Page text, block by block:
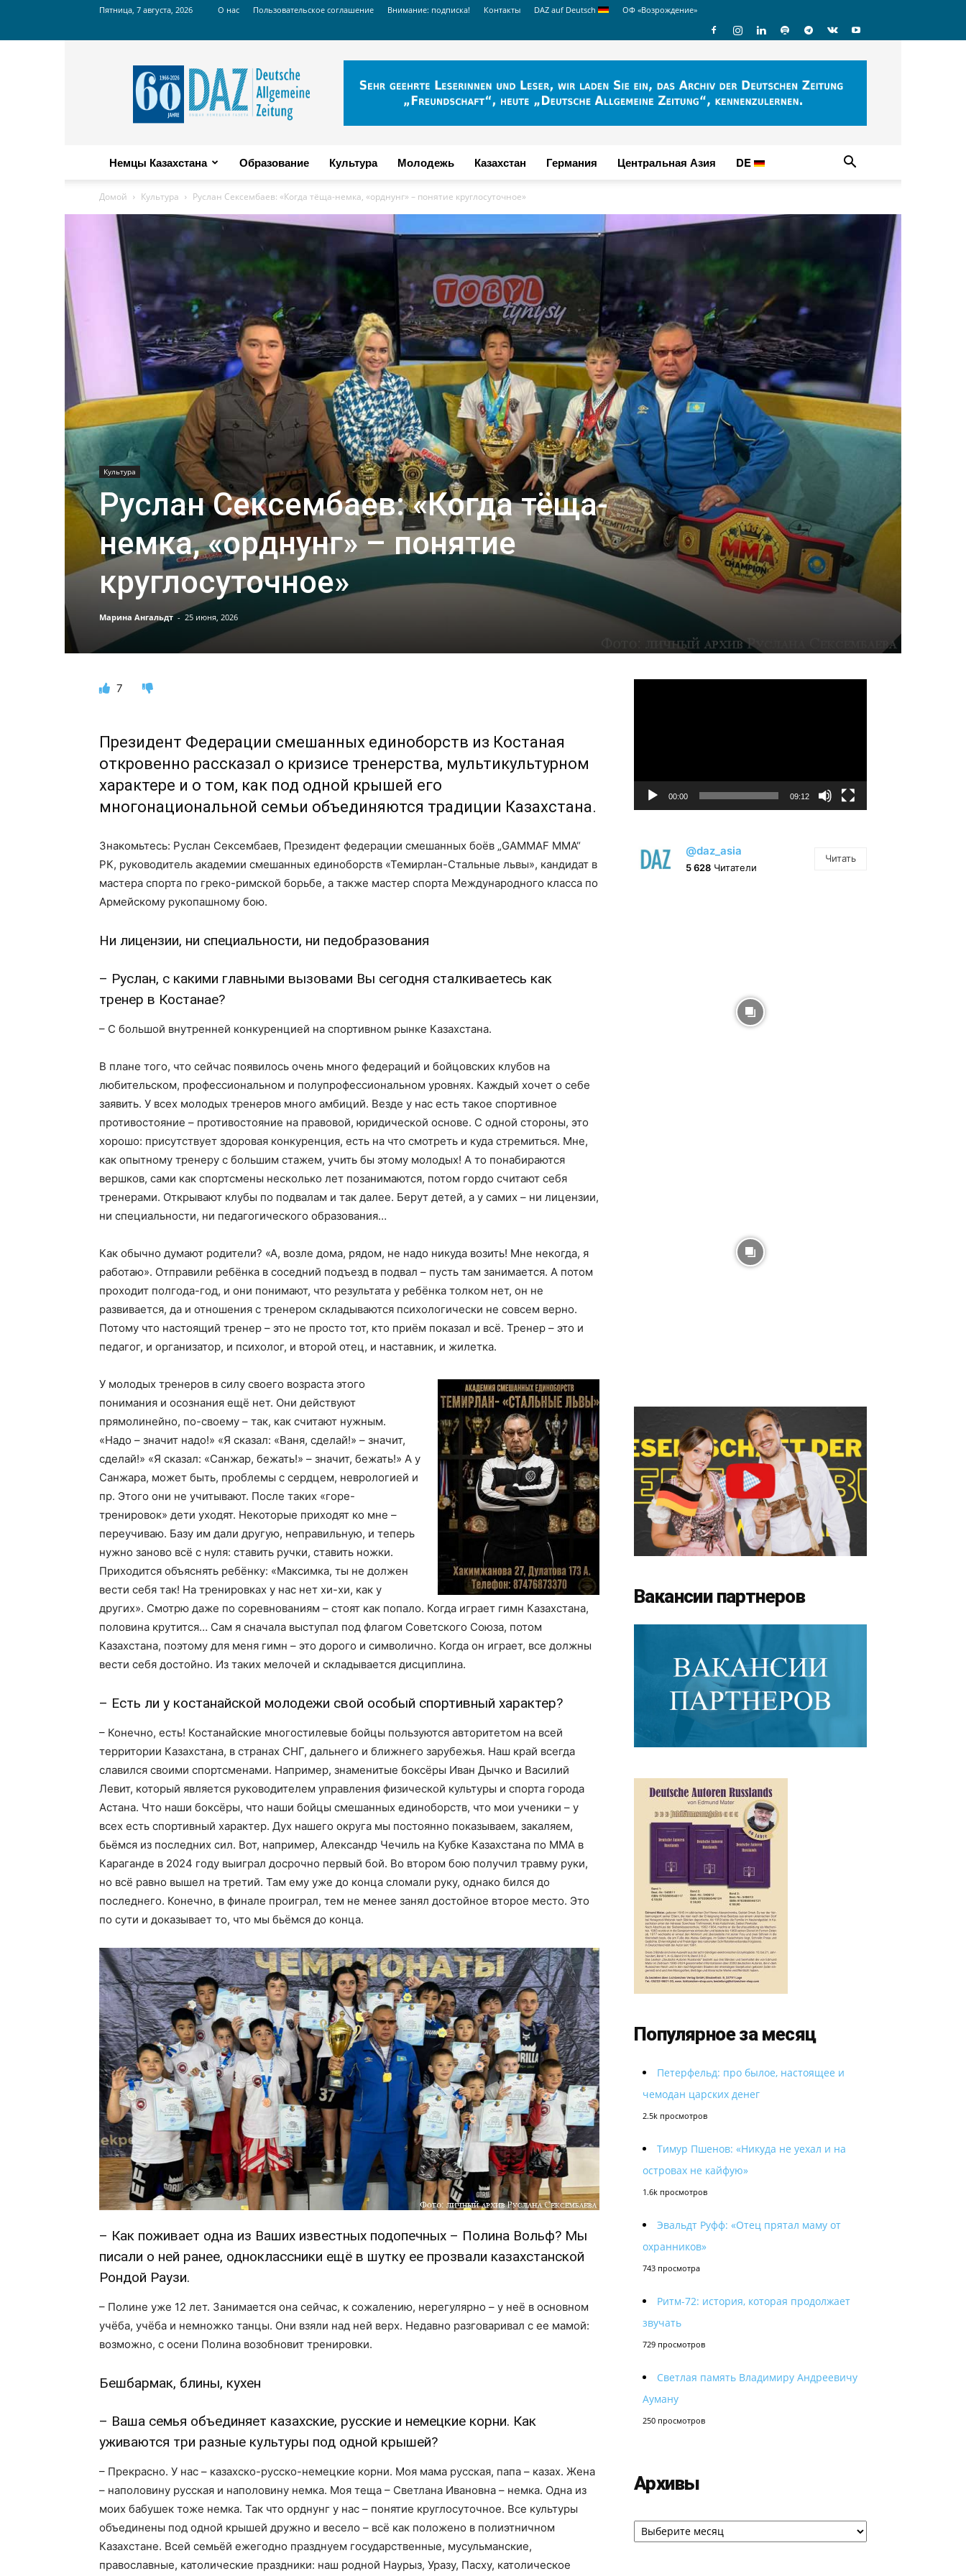
Пятница, 7 августа, 2026 О нас Пользовательское соглашение Внимание: подписка! Контакты DAZ auf Deutsch ОФ «Возрождение»
Russian
DAZ
Немцы Казахстана Образование Культура Молодежь Казахстан Германия Центральная Азия DE
Домой Культура Руслан Сексембаев: «Когда тёща-немка, «орднунг» – понятие круглосуточное»
Культура
Руслан Сексембаев: «Когда тёща-
немка, «орднунг» – понятие
круглосуточное»
Марина Ангальдт - 25 июня, 2026
7
Президент Федерации смешанных единоборств из Костаная
откровенно рассказал о кризисе тренерства, мультикультурном
характере и о том, как под одной крышей его
многонациональной семьи объединяются традиции Казахстана.
Знакомьтесь: Руслан Сексембаев, Президент федерации смешанных боёв „GAMMAF MMA“
РК, руководитель академии смешанных единоборств «Темирлан-Стальные львы», кандидат в
мастера спорта по греко-римской борьбе, а также мастер спорта Международного класса по
Армейскому рукопашному бою.
Ни лицензии, ни специальности, ни педобразования
– Руслан, с какими главными вызовами Вы сегодня сталкиваетесь как
тренер в Костанае?
– С большой внутренней конкуренцией на спортивном рынке Казахстана.
В плане того, что сейчас появилось очень много федераций и бойцовских клубов на
любительском, профессиональном и полупрофессиональном уровнях. Каждый хочет о себе
заявить. У всех молодых тренеров много амбиций. Везде у нас есть такое спортивное
противостояние – противостояние на правовой, юридической основе. С одной стороны, это
хорошо: присутствует здоровая конкуренция, есть на что смотреть и куда стремиться. Мне,
как опытному тренеру с большим стажем, учить бы этому молодых! А то понабираются
вершков, сами как спортсмены несколько лет позанимаются, потом гордо считают себя
тренерами. Открывают клубы по подвалам и так далее. Берут детей, а у самих – ни лицензии,
ни специальности, ни педагогического образования…
Как обычно думают родители? «А, возле дома, рядом, не надо никуда возить! Мне некогда, я
работаю». Отправили ребёнка в соседний подъезд в подвал – пусть там занимается. А потом
проходит полгода-год, и они понимают, что результата у ребёнка толком нет, он не
развивается, да и отношения с тренером складываются психологически не совсем верно.
Потому что настоящий тренер – это не просто тот, кто приём показал и всё. Тренер – это и
педагог, и организатор, и психолог, и второй отец, и наставник, и жилетка.
У молодых тренеров в силу своего возраста этого
понимания и осознания ещё нет. Они действуют
прямолинейно, по-своему – так, как считают нужным.
«Надо – значит надо!» «Я сказал: «Ваня, сделай!» – значит,
сделай!» «Я сказал: «Санжар, бежать!» – значит, бежать!» А у
Санжара, может быть, проблемы с сердцем, неврологией и
пр. Этого они не учитывают. После таких «горе-
тренировок» дети уходят. Некоторые приходят ко мне –
переучиваю. Базу им дали другую, неправильную, и теперь
нужно заново всё с нуля: ставить ручки, ставить ножки.
Приходится объяснять ребёнку: «Максимка, ты не должен
вести себя так! На тренировках у нас нет хи-хи, как у
других». Смотрю даже по соревнованиям – стоят как попало. Когда играет гимн Казахстана,
половина крутится… Сам я сначала выступал под флагом Советского Союза, потом
Казахстана, поэтому для меня гимн – это дорого и символично. Когда он играет, все должны
вести себя достойно. Из таких мелочей и складывается дисциплина.
– Есть ли у костанайской молодежи свой особый спортивный характер?
– Конечно, есть! Костанайские многостилевые бойцы пользуются авторитетом на всей
территории Казахстана, в странах СНГ, дальнего и ближнего зарубежья. Наш край всегда
славился своими спортсменами. Например, знаменитые боксёры Иван Дычко и Василий
Левит, который является руководителем управления физической культуры и спорта города
Астана. Что наши боксёры, что наши бойцы смешанных единоборств, что мои ученики – у
всех есть спортивный характер. Дух нашего округа мы постоянно показываем, закаляем,
бьёмся из последних сил. Вот, например, Александр Чечиль на Кубке Казахстана по ММА в
Караганде в 2024 году выиграл досрочно первый бой. Во втором бою получил травму руки,
но всё равно вышел на третий. Там ему уже до конца сломали руку, однако бился до
последнего. Конечно, в финале проиграл, тем не менее занял достойное второе место. Это
по сути и доказывает то, что мы бьёмся до конца.
– Как поживает одна из Ваших известных подопечных – Полина Вольф? Мы
писали о ней ранее, одноклассники ещё в шутку ее прозвали казахстанской
Рондой Раузи.
– Полине уже 12 лет. Занимается она сейчас, к сожалению, нерегулярно – у неё в основном
учёба, учёба и немножко танцы. Они взяли над ней верх. Недавно разговаривал с ее мамой:
возможно, с осени Полина возобновит тренировки.
Бешбармак, блины, кухен
– Ваша семья объединяет казахские, русские и немецкие корни. Как
уживаются три разные культуры под одной крышей?
– Прекрасно. У нас – казахско-русско-немецкие корни. Моя мама русская, папа – казах. Жена
– наполовину русская и наполовину немка. Моя теща – Светлана Ивановна – немка. Одна из
моих бабушек тоже немка. Так что орднунг у нас – понятие круглосуточное. Все культуры
объединены под одной крышей дружно и весело – всё как положено в полиэтничном
Казахстане. Всей семьёй ежегодно празднуем государственные, мусульманские,
православные, католические праздники: наш родной Наурыз, Уразу, Пасху, католическое
00:00 09:12
@daz_asia
5 628 Читатели
Читать
Вакансии партнеров
Популярное за месяц
Петерфельд: про былое, настоящее и
чемодан царских денег
2.5k просмотров
Тимур Пшенов: «Никуда не уехал и на
островах не кайфую»
1.6k просмотров
Эвальдт Руфф: «Отец прятал маму от
охранников»
743 просмотра
Ритм-72: история, которая продолжает
звучать
729 просмотров
Светлая память Владимиру Андреевичу
Ауману
250 просмотров
Архивы
Архивы